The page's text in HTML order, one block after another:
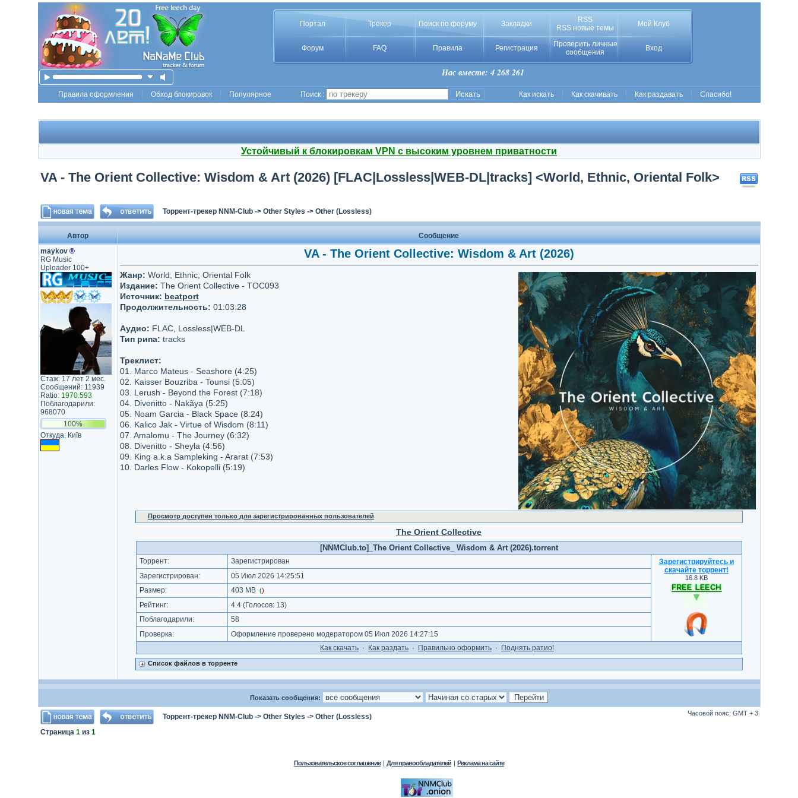
Портал Трекер Поиск по форуму Закладки
RSS
RSS новые темы
Мой Клуб
Форум FAQ Правила Регистрация
Проверить личные
сообщения
Вход
Нас вместе: 4 268 261
Правила оформления Обход блокировок Популярное Поиск : Как искать Как скачивать Как раздавать Спасибо!
Устойчивый к блокировкам VPN с высоким уровнем приватности
VA - The Orient Collective: Wisdom & Art (2026) [FLAC|Lossless|WEB-DL|tracks] <World, Ethnic, Oriental Folk>
Торрент-трекер NNM-Club-> Other Styles -> Other (Lossless)
Автор
Сообщение
maykov ®
RG Music
Uploader 100+
Стаж: 17 лет 2 мес.
Сообщений: 11939
Ratio: 1970.593
Поблагодарили:
968070
100%
Откуда: Київ
VA - The Orient Collective: Wisdom & Art (2026)
Жанр: World, Ethnic, Oriental Folk
Издание: The Orient Collective - TOC093
Источник: beatport
Продолжительность: 01:03:28
Аудио: FLAC, Lossless|WEB-DL
Тип рипа: tracks
Треклист:
01. Marco Mateus - Seashore (4:25)
02. Kaisser Bouzriba - Tounsi (5:05)
03. Lerush - Beyond the Forest (7:18)
04. Divenitto - Nakãya (5:25)
05. Noam Garcia - Black Space (8:24)
06. Kalico Jak - Virtue of Wisdom (8:11)
07. Amalomu - The Journey (6:32)
08. Divenitto - Sheyla (4:56)
09. King a.k.a Sampleking - Ararat (7:53)
10. Darles Flow - Kokopelli (5:19)
Просмотр доступен только для зарегистрированных пользователей
The Orient Collective
[NNMClub.to]_The Orient Collective_ Wisdom & Art (2026).torrent
Торрент: Зарегистрирован
Зарегистрируйтесь и
скачайте торрент!
16.8 KB
Зарегистрирован:
05 Июл 2026 14:25:51
Размер:
403 MB ()
Рейтинг: 4.4(Голосов: 13)
Поблагодарили:
58
Проверка:
Оформление проверено модератором 05 Июл 2026 14:27:15
Как cкачать · Как раздать · Правильно оформить · Поднять ратио!
Список файлов в торренте
Показать сообщения:
Торрент-трекер NNM-Club-> Other Styles -> Other (Lossless) Часовой пояс: GMT + 3
Страница 1из 1
Пользовательское соглашение | Для правообладателей | Реклама на сайте